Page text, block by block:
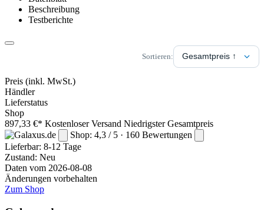
Beschreibung
Testberichte
Sortieren:
Preis (inkl. MwSt.)
Händler
Lieferstatus
Shop
897,33 €* Kostenloser Versand Niedrigster Gesamtpreis
Shop: 4,3 / 5 · 160 Bewertungen
Lieferbar: 8-12 Tage
Zustand: Neu
Daten vom 2026-08-08
Änderungen vorbehalten
Zum Shop